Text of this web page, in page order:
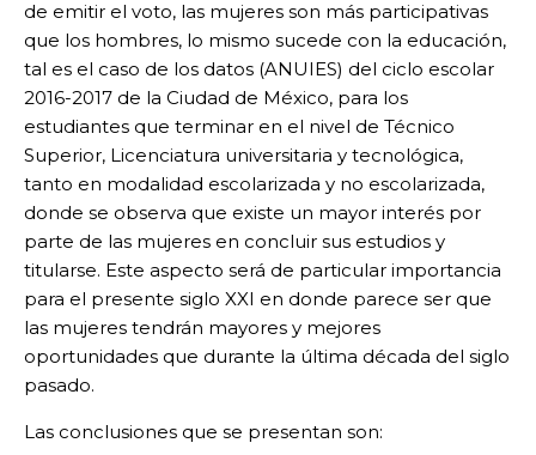
de emitir el voto, las mujeres son más participativas
que los hombres, lo mismo sucede con la educación,
tal es el caso de los datos (ANUIES) del ciclo escolar
2016-2017 de la Ciudad de México, para los
estudiantes que terminar en el nivel de Técnico
Superior, Licenciatura universitaria y tecnológica,
tanto en modalidad escolarizada y no escolarizada,
donde se observa que existe un mayor interés por
parte de las mujeres en concluir sus estudios y
titularse. Este aspecto será de particular importancia
para el presente siglo XXI en donde parece ser que
las mujeres tendrán mayores y mejores
oportunidades que durante la última década del siglo
pasado.
Las conclusiones que se presentan son: